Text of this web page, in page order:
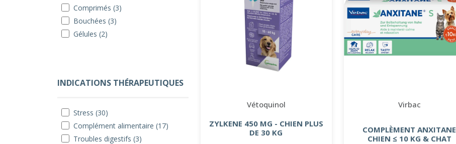
Comprimés (3)
Bouchées (3)
Gélules (2)
INDICATIONS THÉRAPEUTIQUES
Stress (30)
Complément alimentaire (17)
Troubles digestifs (3)
Vétoquinol
ZYLKENE 450 MG - CHIEN PLUS
DE 30 KG
Virbac
COMPLÈMENT ANXITANE
CHIEN ≤ 10 KG & CHAT